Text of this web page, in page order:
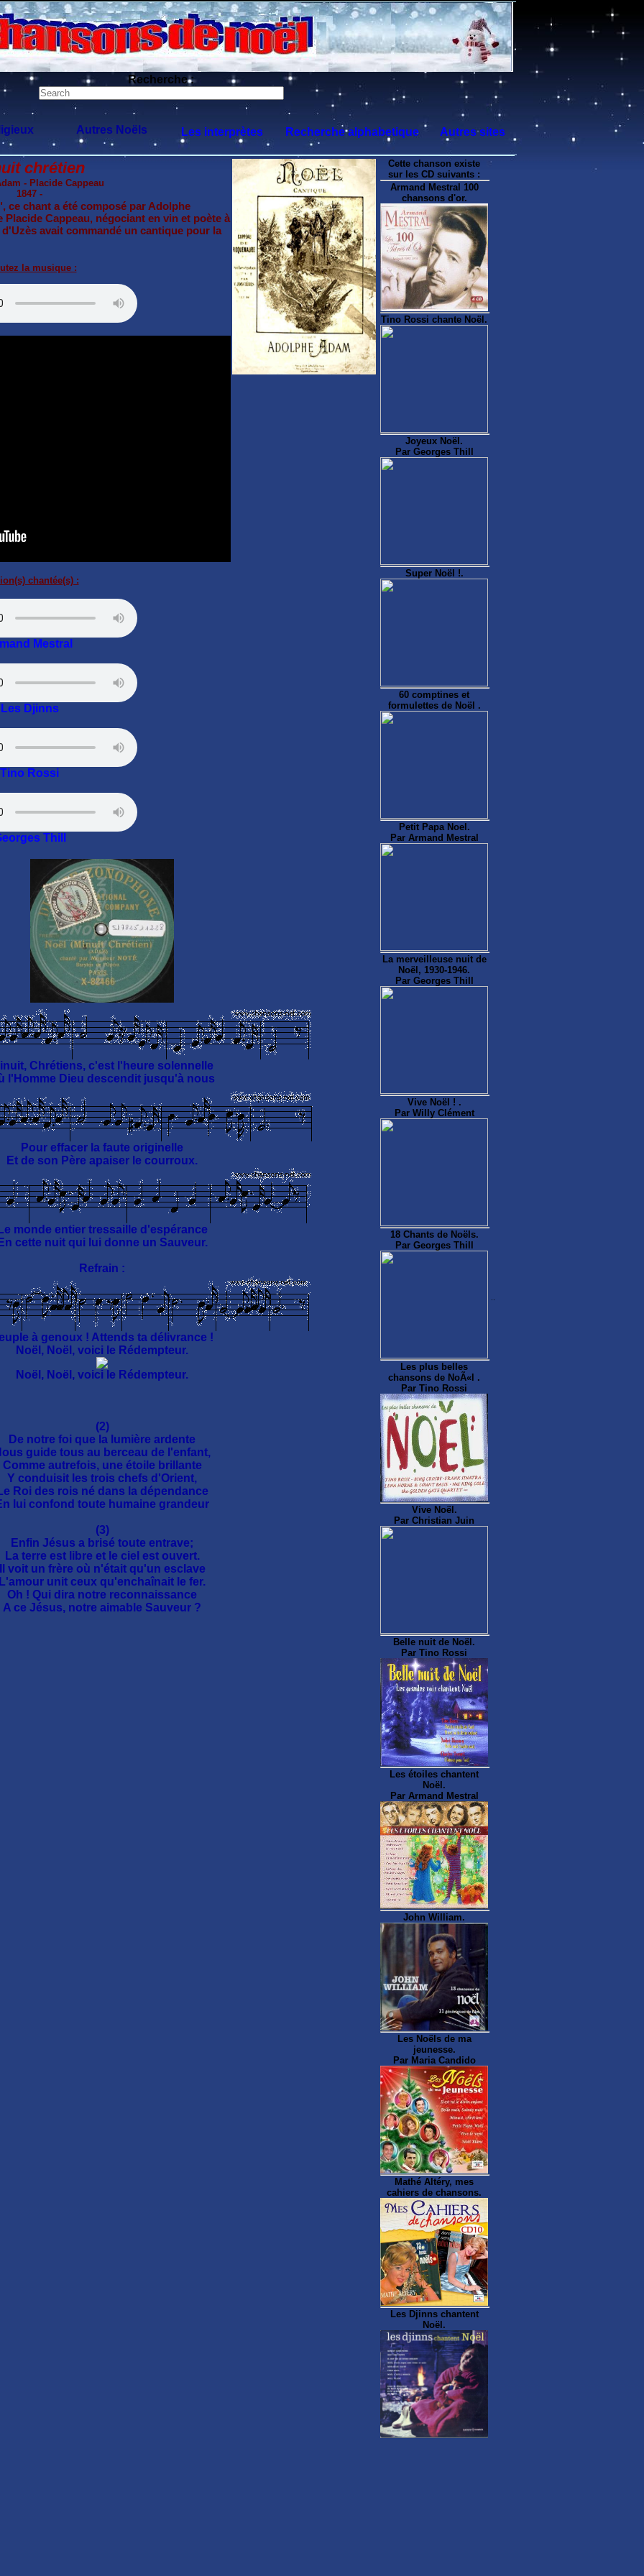
Recherche :
Autres Noëls Les interprètes Recherche alphabetique Autres sites
chrétien
- Placide Cappeau
1847 -
ce chant a été composé par Adolphe
Cappeau, négociant en vin et poète à
avait commandé un cantique pour la
la musique :
chantée(s) :
Mestral
Les Djinns
Tino Rossi
Thill
Chrétiens, c'est l'heure solennelle
l'Homme Dieu descendit jusqu'à nous
Pour effacer la faute originelle
Et de son Père apaiser le courroux.
monde entier tressaille d'espérance
cette nuit qui lui donne un Sauveur.
Refrain :
à genoux ! Attends ta délivrance !
Noël, Noël, voici le Rédempteur.
Noël, Noël, voici le Rédempteur.
(2)
De notre foi que la lumière ardente
guide tous au berceau de l'enfant,
Comme autrefois, une étoile brillante
Y conduisit les trois chefs d'Orient,
Roi des rois né dans la dépendance
lui confond toute humaine grandeur
(3)
Enfin Jésus a brisé toute entrave;
La terre est libre et le ciel est ouvert.
voit un frère où n'était qu'un esclave
unit ceux qu'enchaînait le fer.
Oh ! Qui dira notre reconnaissance
A ce Jésus, notre aimable Sauveur ?
Cette chanson existe
sur les CD suivants :
Armand Mestral 100
chansons d'or.
Tino Rossi chante Noël.
Joyeux Noël.
Par Georges Thill
Super Noël !.
60 comptines et
formulettes de Noël .
Petit Papa Noel.
Par Armand Mestral
La merveilleuse nuit de
Noël, 1930-1946.
Par Georges Thill
Vive Noël ! .
Par Willy Clément
18 Chants de Noëls.
Par Georges Thill
Les plus belles
chansons de NoÃ«l .
Par Tino Rossi
Vive Noël.
Par Christian Juin
Belle nuit de Noël.
Par Tino Rossi
Les étoiles chantent
Noël.
Par Armand Mestral
John William.
Les Noëls de ma
jeunesse.
Par Maria Candido
Mathé Altéry, mes
cahiers de chansons.
Les Djinns chantent
Noël.